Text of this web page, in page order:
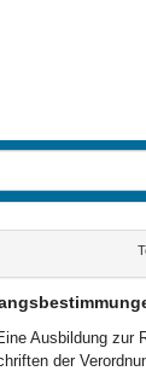
Ausbildung zur
der